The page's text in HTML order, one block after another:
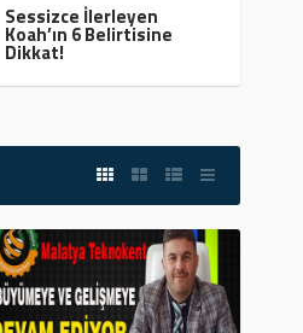
Sessizce İlerleyen
Koah’ın 6 Belirtisine
Dikkat!